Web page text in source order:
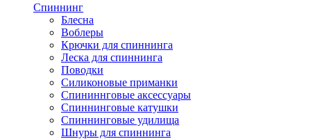
Спиннинг
Блесна
Воблеры
Крючки для спиннинга
Леска для спиннинга
Поводки
Силиконовые приманки
Спининнговые аксессуары
Спиннинговые катушки
Спиннинговые удилища
Шнуры для спиннинга